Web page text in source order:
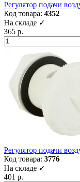
Регулятор подачи
Код товара: 4352
На складе ✓
365 р.
Регулятор подачи
Код товара: 3776
На складе ✓
401 р.